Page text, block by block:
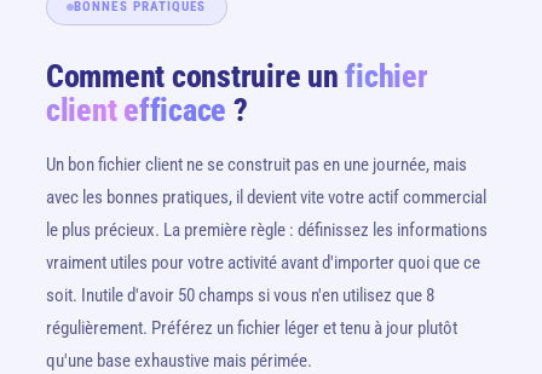
BONNES PRATIQUES
Comment construire unfichier
client efficace ?
Un bon fichier client ne se construit pas en une journée, mais
avec les bonnes pratiques, il devient vite votre actif commercial
le plus précieux. La première règle : définissez les informations
vraiment utiles pour votre activité avant d'importer quoi que ce
soit. Inutile d'avoir 50 champs si vous n'en utilisez que 8
régulièrement. Préférez un fichier léger et tenu à jour plutôt
qu'une base exhaustive mais périmée.